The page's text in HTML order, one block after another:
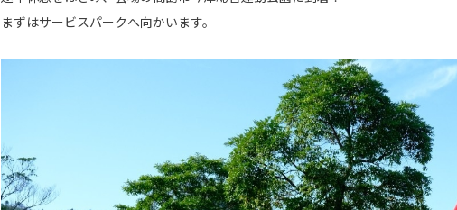
まずはサービスパークへ向かいます。